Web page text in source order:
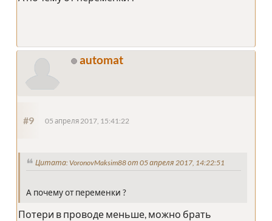
automat
#9 05 апреля 2017, 15:41:22
Цитата: VoronovMaksim88 от 05 апреля 2017, 14:22:51
А почему от переменки ?
Потери в проводе меньше, можно брать